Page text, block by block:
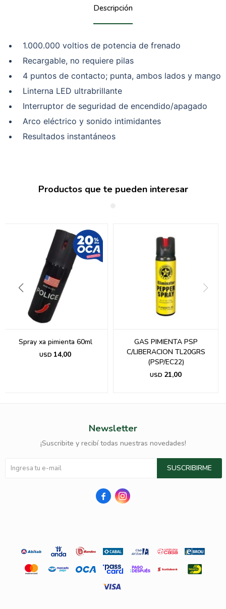
Descripción
1.000.000 voltios de potencia de frenado
Recargable, no requiere pilas
4 puntos de contacto; punta, ambos lados y mango
Linterna LED ultrabrillante
Interruptor de seguridad de encendido/apagado
Arco eléctrico y sonido intimidantes
Resultados instantáneos
Productos que te pueden interesar
Spray xa pimienta 60ml
USD 14,00
GAS PIMIENTA PSP
C/LIBERACION TL20GRS
(PSP/EC22)
USD 21,00
Newsletter
¡Suscribite y recibí todas nuestras novedades!
SUSCRIBIRME
 